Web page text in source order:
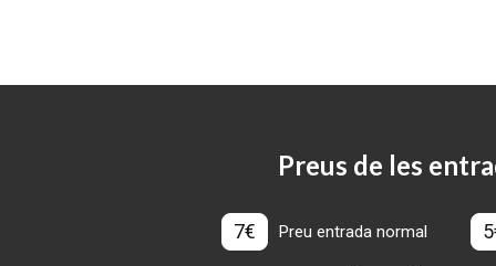
Preus de les
7€ Preu entrada normal